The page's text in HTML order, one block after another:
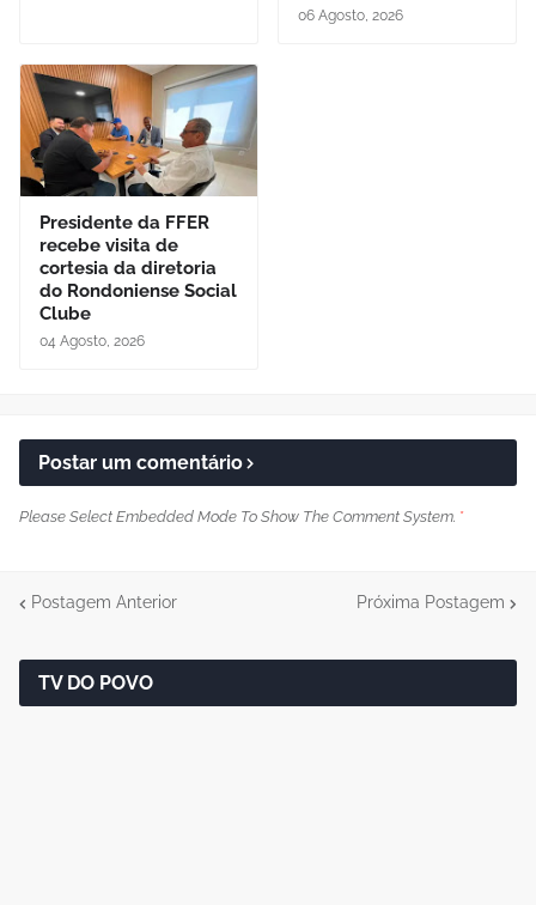
06 Agosto, 2026
Presidente da FFER
recebe visita de
cortesia da diretoria
do Rondoniense Social
Clube
04 Agosto, 2026
Postar um comentário
Please Select Embedded Mode To Show The Comment System. *
Postagem Anterior Próxima Postagem
TV DO POVO